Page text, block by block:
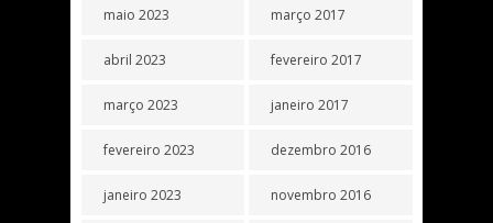
maio 2023
abril 2023
março 2023
fevereiro 2023
janeiro 2023
março 2017
fevereiro 2017
janeiro 2017
dezembro 2016
novembro 2016